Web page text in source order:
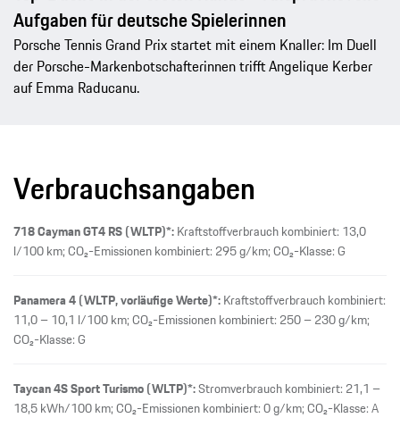
Aufgaben für deutsche Spielerinnen
Porsche Tennis Grand Prix startet mit einem Knaller: Im Duell
der Porsche-Markenbotschafterinnen trifft Angelique Kerber
auf Emma Raducanu.
Verbrauchsangaben
718 Cayman GT4 RS (WLTP)*:Kraftstoffverbrauch kombiniert: 13,0
l/100 km; CO₂-Emissionen kombiniert: 295 g/km; CO₂-Klasse: G
Panamera 4 (WLTP, vorläufige Werte)*:Kraftstoffverbrauch kombiniert:
11,0 – 10,1 l/100 km; CO₂-Emissionen kombiniert: 250 – 230 g/km;
CO₂-Klasse: G
Taycan 4S Sport Turismo (WLTP)*:Stromverbrauch kombiniert: 21,1 –
18,5 kWh/100 km; CO₂-Emissionen kombiniert: 0 g/km; CO₂-Klasse: A